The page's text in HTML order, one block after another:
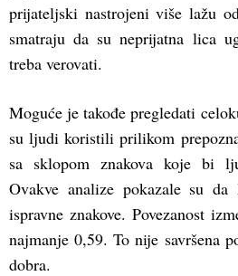
prijateljski nastrojeni više lažu
smatraju da su neprijatna lica
treba verovati.
Moguće je takođe pregledati
su ljudi koristili prilikom
sa sklopom znakova koje bi
Ovakve analize pokazale su
ispravne znakove. Povezanost
najmanje 0,59. To nije savršena
dobra.